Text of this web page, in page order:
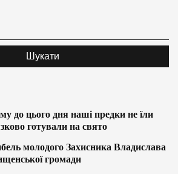
до цього дня наші предки не їли
готували на свято
молодого Захисника Владислава
громади